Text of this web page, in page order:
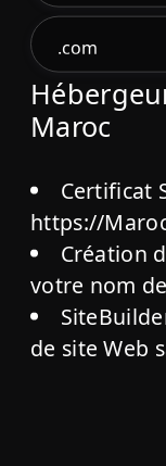
Maroc
Certificat
https://
Création
votre nom
de site Web